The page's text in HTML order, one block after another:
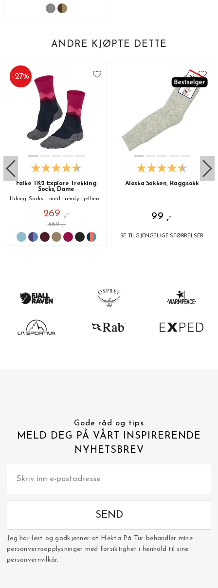
ANDRE KJØPTE DETTE
-27%
Falke TK2 Explore Trekking
Socks, Dame
Hiking Socks - med trendy fjellmønster!
269 ,-
369 ,-
Alaska Sokken, Raggsokk
99 ,-
SE TILGJENGELIGE STØRRELSER
Gode råd og tips
MELD DEG PÅ VÅRT INSPIRERENDE
NYHETSBREV
SEND
Jeg har lest og godkjenner at Hekta På Tur behandler mine
personvernsopplysninger med forsiktighet i henhold til sine
personvernvilkår.